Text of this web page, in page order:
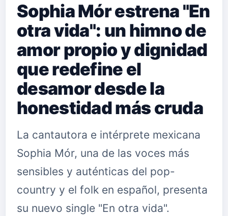
Sophia Mór estrena "En
otra vida": un himno de
amor propio y dignidad
que redefine el
desamor desde la
honestidad más cruda
La cantautora e intérprete mexicana
Sophia Mór, una de las voces más
sensibles y auténticas del pop-
country y el folk en español, presenta
su nuevo single "En otra vida".